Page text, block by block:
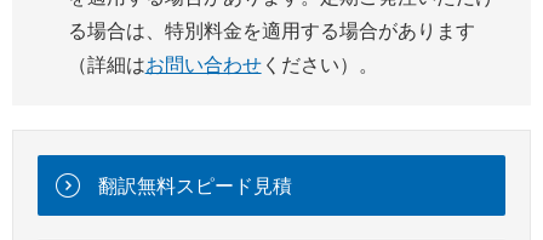
る場合は、特別料金を適用する場合があります
（詳細はお問い合わせください）。
翻訳無料スピード見積